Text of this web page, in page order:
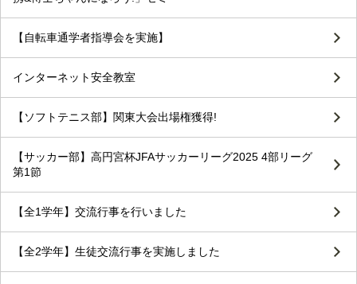
【自転車通学者指導会を実施】
インターネット安全教室
【ソフトテニス部】関東大会出場権獲得!
【サッカー部】高円宮杯JFAサッカーリーグ2025 4部リーグ
第1節
【全1学年】交流行事を行いました
【全2学年】生徒交流行事を実施しました